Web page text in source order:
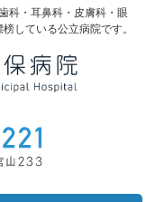
科・耳鼻科・皮膚科・眼
している公立病院です。